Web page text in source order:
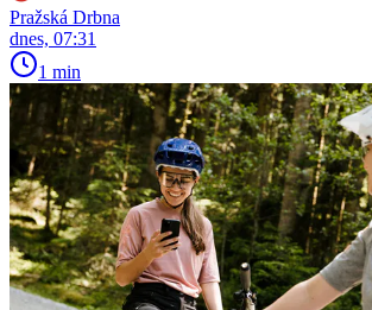
Pražská Drbna
dnes, 07:31
1 min